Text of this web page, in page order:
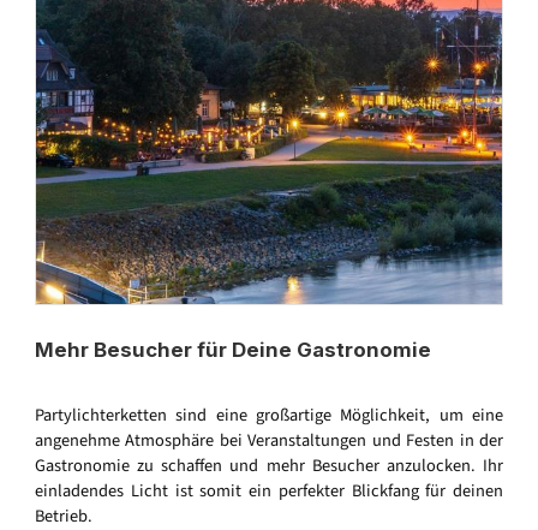
Mehr Besucher für Deine Gastronomie
Partylichterketten sind eine großartige Möglichkeit, um eine
angenehme Atmosphäre bei Veranstaltungen und Festen in der
Gastronomie zu schaffen und mehr Besucher anzulocken. Ihr
einladendes Licht ist somit ein perfekter Blickfang für deinen
Betrieb.